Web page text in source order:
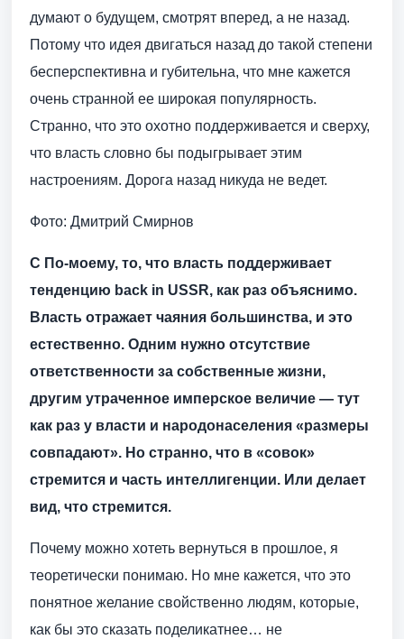
думают о будущем, смотрят вперед, а не назад.
Потому что идея двигаться назад до такой степени
бесперспективна и губительна, что мне кажется
очень странной ее широкая популярность.
Странно, что это охотно поддерживается и сверху,
что власть словно бы подыгрывает этим
настроениям. Дорога назад никуда не ведет.
Фото: Дмитрий Смирнов
С По-моему, то, что власть поддерживает
тенденцию back in USSR, как раз объяснимо.
Власть отражает чаяния большинства, и это
естественно. Одним нужно отсутствие
ответственности за собственные жизни,
другим утраченное имперское величие — тут
как раз у власти и народонаселения «размеры
совпадают». Но странно, что в «совок»
стремится и часть интеллигенции. Или делает
вид, что стремится.
Почему можно хотеть вернуться в прошлое, я
теоретически понимаю. Но мне кажется, что это
понятное желание свойственно людям, которые,
как бы это сказать поделикатнее… не